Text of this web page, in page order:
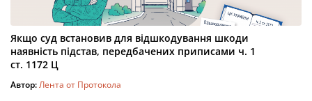
Якщо суд встановив для відшкодування шкоди
наявність підстав, передбачених приписами ч. 1
ст. 1172 Ц
Автор:Лента от Протокола